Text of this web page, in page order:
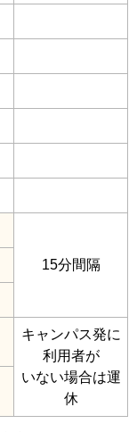
15分間隔
キャンパス発に
利用者が
いない場合は運
休